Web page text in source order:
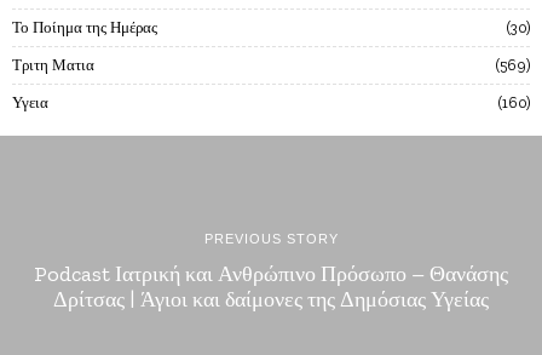
Το Ποίημα της Ημέρας 30
Τριτη Ματια 569
Υγεια 160
PREVIOUS STORY
Podcast Ιατρική και Ανθρώπινο Πρόσωπο – Θανάσης
Δρίτσας | Άγιοι και δαίμονες της Δημόσιας Υγείας